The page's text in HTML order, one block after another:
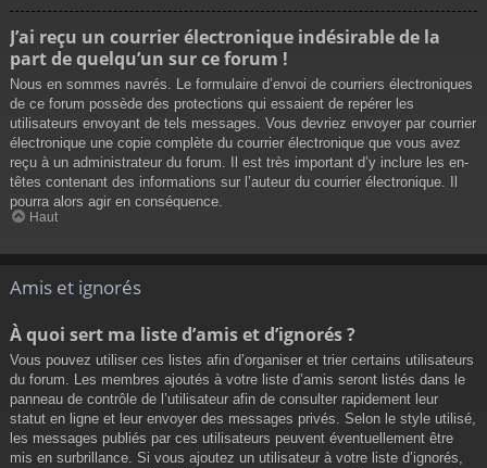
J’ai reçu un courrier électronique indésirable de la
part de quelqu’un sur ce forum !
Nous en sommes navrés. Le formulaire d’envoi de courriers électroniques
de ce forum possède des protections qui essaient de repérer les
utilisateurs envoyant de tels messages. Vous devriez envoyer par courrier
électronique une copie complète du courrier électronique que vous avez
reçu à un administrateur du forum. Il est très important d’y inclure les en-
têtes contenant des informations sur l’auteur du courrier électronique. Il
pourra alors agir en conséquence.
Haut
Amis et ignorés
À quoi sert ma liste d’amis et d’ignorés ?
Vous pouvez utiliser ces listes afin d’organiser et trier certains utilisateurs
du forum. Les membres ajoutés à votre liste d’amis seront listés dans le
panneau de contrôle de l’utilisateur afin de consulter rapidement leur
statut en ligne et leur envoyer des messages privés. Selon le style utilisé,
les messages publiés par ces utilisateurs peuvent éventuellement être
mis en surbrillance. Si vous ajoutez un utilisateur à votre liste d’ignorés,